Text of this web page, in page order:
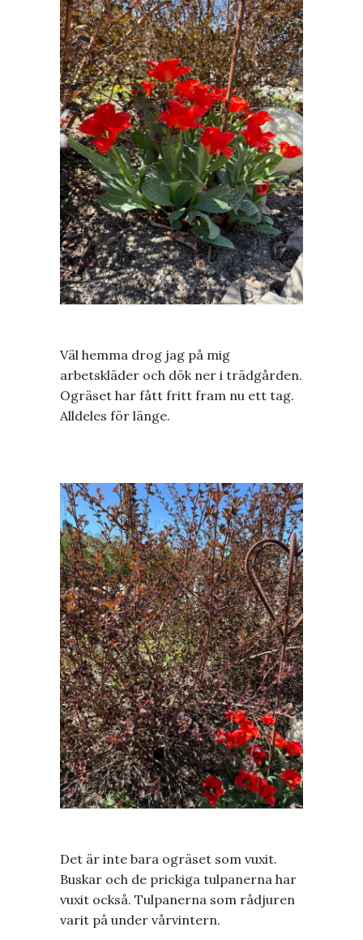
Väl hemma drog jag på mig
arbetskläder och dök ner i trädgården.
Ogräset har fått fritt fram nu ett tag.
Alldeles för länge.
Det är inte bara ogräset som vuxit.
Buskar och de prickiga tulpanerna har
vuxit också. Tulpanerna som rådjuren
varit på under vårvintern.